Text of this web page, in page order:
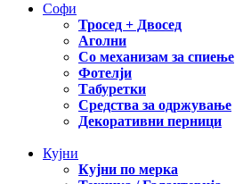
Софи
Тросед + Двосед
Аголни
Со механизам за спиење
Фотелји
Табуретки
Средства за одржување
Декоративни перници
Кујни
Кујни по мерка